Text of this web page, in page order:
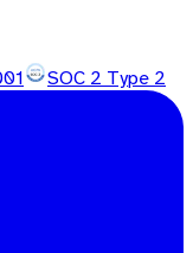
SOC 2 Type 2